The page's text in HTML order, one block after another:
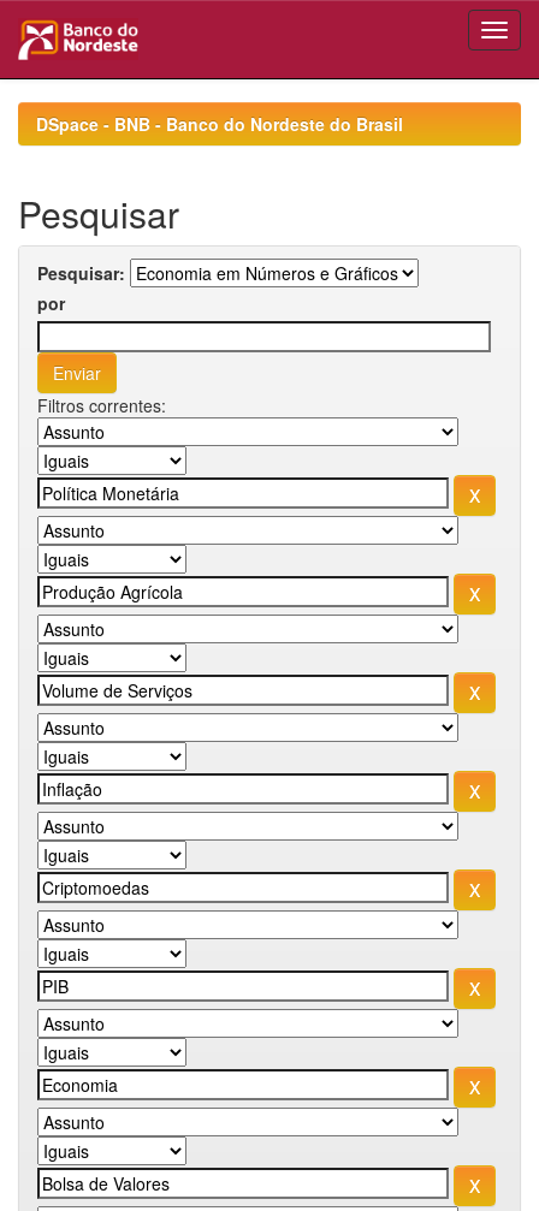
navigationDSpace - BNB - Banco do Nordeste do Brasil
Pesquisar
Pesquisar:
por
Filtros correntes: